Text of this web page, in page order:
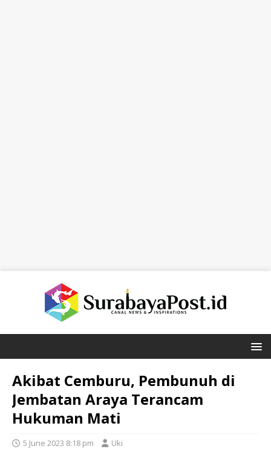
Akibat Cemburu, Pembunuh di
Jembatan Araya Terancam
Hukuman Mati
5 June 2023 8:18 pm Uki